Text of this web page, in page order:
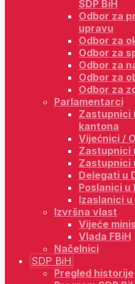
SDP BiH
Odbor za
upravu
Odbor za
Odbor za
Odbor za
Odbor za
Odbor za
Parlamentarci
Zastupnici
kantona
Vijećnici /
Zastupnici
Zastupnici
Delegati u
Poslanici u
Izaslanici u
Izvršna vlast
Vijeće
Vlada FBiH
Načelnici
SDP BiH
Pregled historije